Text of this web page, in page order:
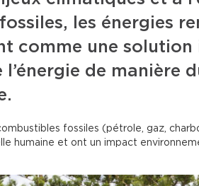
les énergies
comme une
de manière
fossiles (pétrole, gaz,
humaine et ont un impact